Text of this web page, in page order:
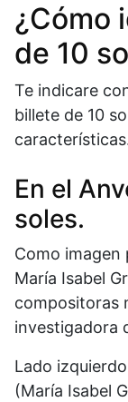
¿Cómo
de 10
Te indicare
billete de 10
En el
soles.
Como imagen
María Isabel
compositoras
investigadora
Lado
(María Isabel